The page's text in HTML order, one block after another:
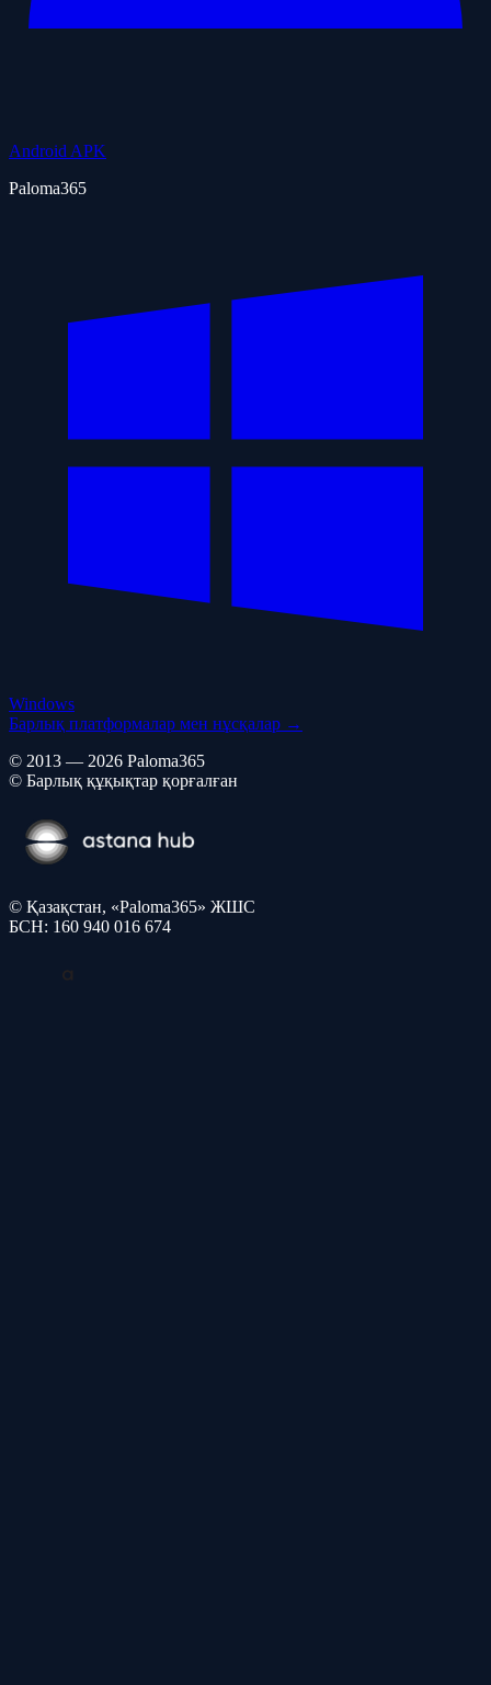
Android APK
Paloma365
Windows
Барлық платформалар мен нұсқалар →
© 2013 — 2026 Paloma365
© Барлық құқықтар қорғалған
© Қазақстан, «Paloma365» ЖШС
БСН: 160 940 016 674